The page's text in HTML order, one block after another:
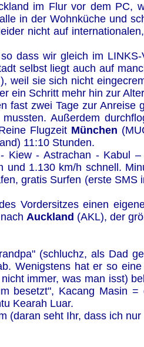
im Flur vor dem PC,
in der Wohnküche und
nicht auf
dass wir gleich im
selbst liegt auch auf
weil sie sich nicht
ein Schritt mehr hin zur
fast zwei Tage zur Anreise
Außerdem
Flugzeit München
11:10 Stunden.
- Astrachan - Kabul
1.130 km/h schnell.
gratis Surfen (erste
Vordersitzes einen
Auckland (AKL), der
(schluchz, als Dad
Wenigstens hat er so
immer, was man isst)
besetzt", Kacang Masin
Kearah Luar.
(daran seht Ihr, dass ich